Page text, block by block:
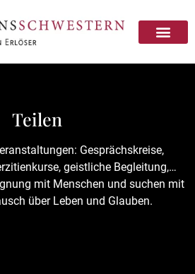
Teilen
Gesprächskreise,
geistliche Begleitung,…
mit Menschen und suchen mit
über Leben und Glauben.